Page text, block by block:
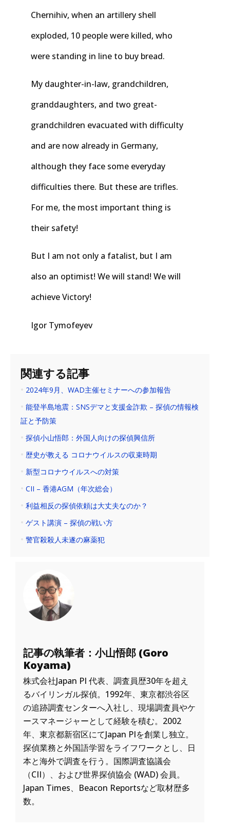
Chernihiv, when an artillery shell
exploded, 10 people were killed, who
were standing in line to buy bread.
My daughter-in-law, grandchildren,
granddaughters, and two great-
grandchildren evacuated with difficulty
and are now already in Germany,
although they face some everyday
difficulties there. But these are trifles.
For me, the most important thing is
their safety!
But I am not only a fatalist, but I am
also an optimist! We will stand! We will
achieve Victory!
Igor Tymofeyev
関連する記事
2024年9月、WAD主催セミナーへの参加報告
能登半島地震：SNSデマと支援金詐欺 – 探偵の情報検
証と予防策
探偵小山悟郎：外国人向けの探偵興信所
歴史が教える コロナウイルスの収束時期
新型コロナウイルスへの対策
CII – 香港AGM（年次総会）
利益相反の探偵依頼は大丈夫なのか？
ゲスト講演 – 探偵の戦い方
警官殺殺人未遂の麻薬犯
記事の執筆者：小山悟郎 (Goro
Koyama)
株式会社Japan PI 代表、調査員歴30年を超え
るバイリンガル探偵。1992年、東京都渋谷区
の追跡調査センターへ入社し、現場調査員やケ
ースマネージャーとして経験を積む。2002
年、東京都新宿区にてJapan PIを創業し独立。
探偵業務と外国語学習をライフワークとし、日
本と海外で調査を行う。国際調査協議会
（CII）、および世界探偵協会 (WAD) 会員。
Japan Times、Beacon Reportsなど取材歴多
数。